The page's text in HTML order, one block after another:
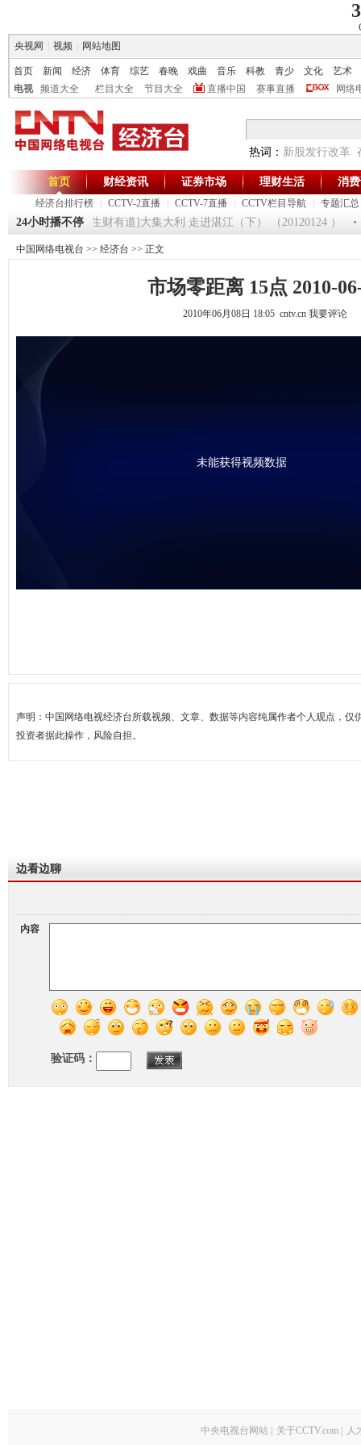
央视网
视频 网站地图
首页 新闻 经济 体育 综艺 春晚 戏曲 音乐 科教 青少 文化
艺术
电视
频道大全 栏目大全 节目大全 直播中国 赛事直播 网络
热词： 新股发行改革
首页
经济台排行榜 CCTV-2直播 CCTV-7直播 CCTV栏目导航 专题汇总
财经资讯 证券市场 理财生活 消
24小时播不停
20120125 [生财有道]大集大利 走进湛江（下） （20120124 ）
中国网络电视台 >> 经济台 >> 正文
市场零距离 15点 2010-
2010年06月08日 18:05 cntv.cn 我要评论
未能获得视频数据
声明：中国网络电视经济台所载视频、文章、数据等内容纯属作者个人观点，仅
投资者据此操作，风险自担。
边看边聊
内容
验证码：
中央电视台网站 关于CCTV.com 人